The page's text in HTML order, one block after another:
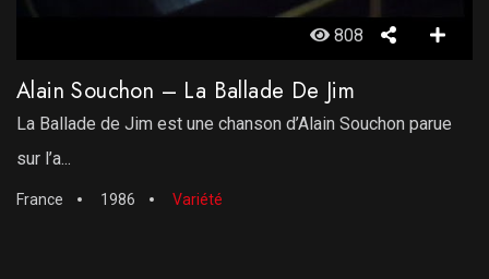
808
Alain Souchon – La Ballade De Jim
La Ballade de Jim est une chanson d’Alain Souchon parue
sur l’a...
France 1986 Variété